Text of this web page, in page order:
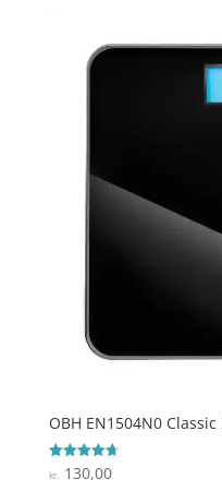
OBH EN1504N0
Vurderet
4.7
kr.130,00